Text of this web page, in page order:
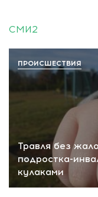
СМИ2
Травля без
подростка-
кулаками
ПРОИСШЕСТВИЯ